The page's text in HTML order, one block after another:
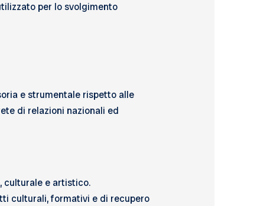
per lo svolgimento
e strumentale rispetto alle
di relazioni nazionali ed
culturale e artistico.
culturali, formativi e di recupero